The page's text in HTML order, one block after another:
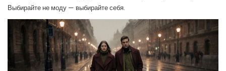
Выбирайте не моду — выбирайте себя.